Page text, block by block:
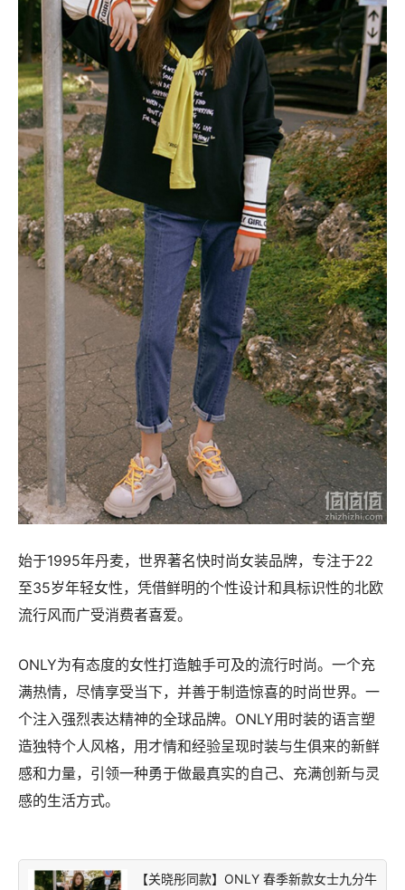
始于1995年丹麦，世界著名快时尚女装品牌，专注于22
至35岁年轻女性，凭借鲜明的个性设计和具标识性的北欧
流行风而广受消费者喜爱。
ONLY为有态度的女性打造触手可及的流行时尚。一个充
满热情，尽情享受当下，并善于制造惊喜的时尚世界。一
个注入强烈表达精神的全球品牌。ONLY用时装的语言塑
造独特个人风格，用才情和经验呈现时装与生俱来的新鲜
感和力量，引领一种勇于做最真实的自己、充满创新与灵
感的生活方式。
【关晓彤同款】ONLY 春季新款女士九分牛